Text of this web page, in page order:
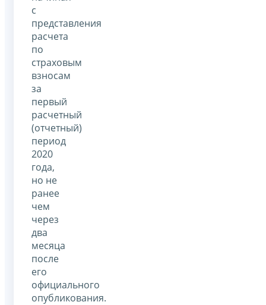
с
представления
расчета
по
страховым
взносам
за
первый
расчетный
(отчетный)
период
2020
года,
но не
ранее
чем
через
два
месяца
после
его
официального
опубликования.